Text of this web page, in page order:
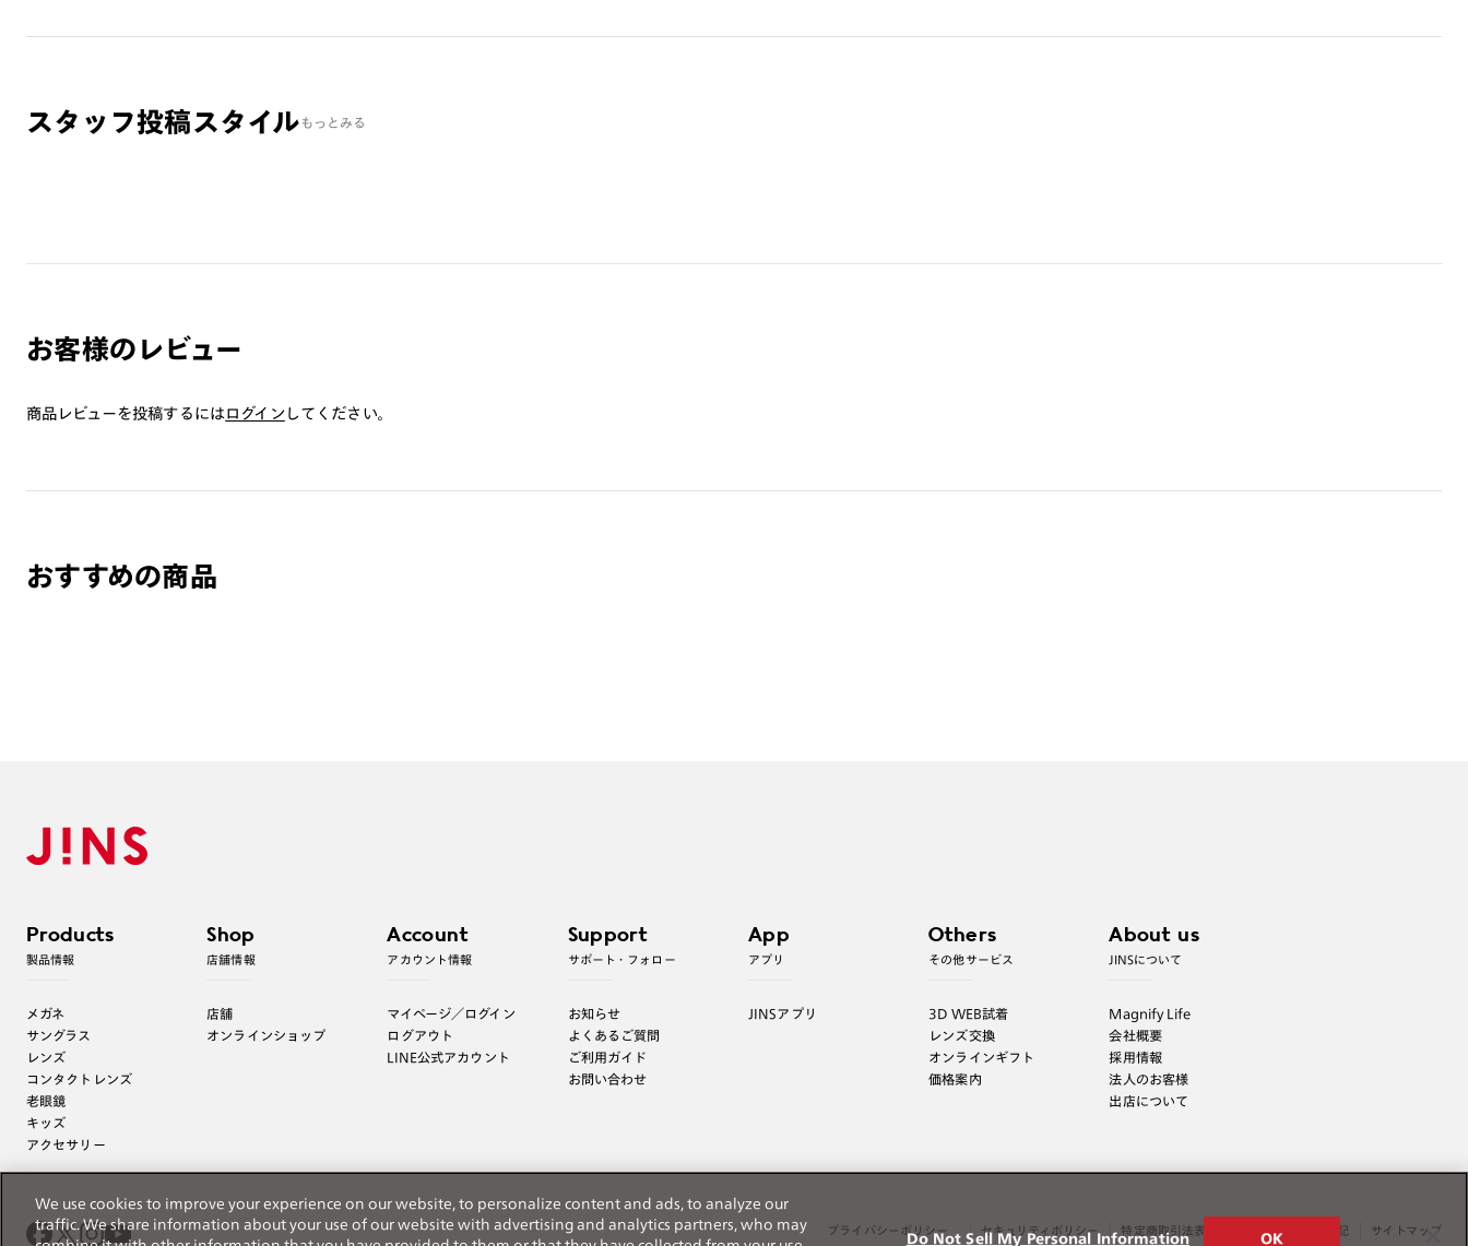
商品とレンズ交換券が届きましたらお近
スタッフ投稿スタイル もっとみる
お客様のレビュー
商品レビューを投稿するには ログイン してください。
おすすめの商品
Products
製品情報
メガネ
サングラス
レンズ
コンタクトレンズ
老眼鏡
キッズ
アクセサリー
Shop
店舗情報
店舗
オンラインショップ
Account
アカウント情報
マイページ／ログイン
ログアウト
LINE公式アカウント
Support
サポート・フォロー
お知らせ
よくあるご質問
ご利用ガイド
お問い合わせ
App
アプリ
JINSアプリ
Others
その他サービス
3D WEB試着
レンズ交換
オンラインギフト
価格案内
About us
JINSについて
Magnify Life
会社概要
採用情報
法人のお客様
出店について
プライバシーポリシー セキュリティポリシー 特定商取引法表示 薬機法に関する表記 サイトマップ
We use cookies to improve your experience on our website, to personalize content and ads, to analyze our
traffic. We share information about your use of our website with advertising and analytics partners, who may
Do Not Sell My Personal Information OK